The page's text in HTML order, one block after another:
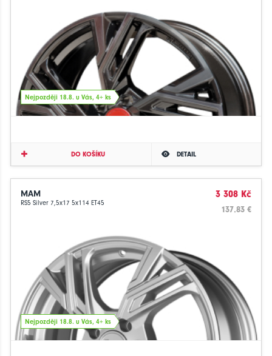
Nejpozději 18.8. u Vás, 4+ ks
DO KOŠÍKU DETAIL
MAM
RS5 Silver 7,5x17 5x114 ET45
3 308 Kč
137.83 €
Nejpozději 18.8. u Vás, 4+ ks